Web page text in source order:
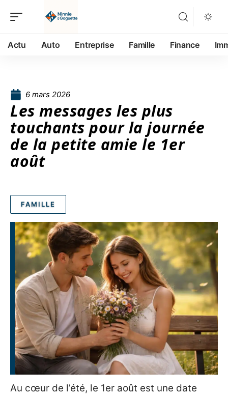
Actu Auto Entreprise Famille Finance
6 mars 2026
Les messages les plus
touchants pour la journée
de la petite amie le 1er
août
FAMILLE
Au cœur de l’été, le 1er août est une date